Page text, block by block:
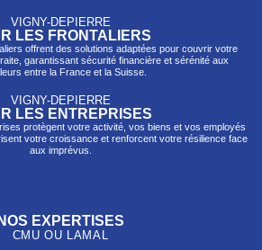
VIGNY-DEPIERRE
LES FRONTALIERS
offrent des solutions adaptées pour couvrir votre
garantissant sécurité financière et sérénité aux
entre la France et la Suisse.
VIGNY-DEPIERRE
LES ENTREPRISES
protègent votre activité, vos biens et vos employés
votre croissance et renforcent votre résilience face
aux imprévus.
NOS EXPERTISES
CMU OU LAMAL